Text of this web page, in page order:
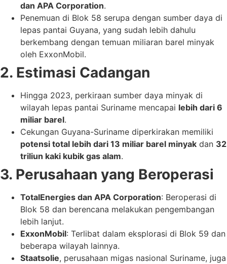
dan APA Corporation.
Penemuan di Blok 58 serupa dengan sumber daya di
lepas pantai Guyana, yang sudah lebih dahulu
berkembang dengan temuan miliaran barel minyak
oleh ExxonMobil.
2. Estimasi Cadangan
Hingga 2023, perkiraan sumber daya minyak di
wilayah lepas pantai Suriname mencapai lebih dari 6
miliar barel.
Cekungan Guyana-Suriname diperkirakan memiliki
potensi total lebih dari 13 miliar barel minyak dan 32
triliun kaki kubik gas alam.
3. Perusahaan yang Beroperasi
TotalEnergies dan APA Corporation: Beroperasi di
Blok 58 dan berencana melakukan pengembangan
lebih lanjut.
ExxonMobil: Terlibat dalam eksplorasi di Blok 59 dan
beberapa wilayah lainnya.
Staatsolie, perusahaan migas nasional Suriname, juga